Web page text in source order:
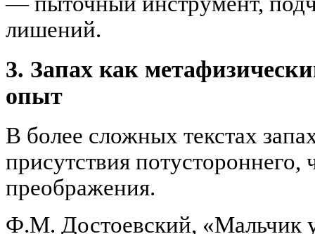
лишений.
3. Запах как
опыт
В более сложных текстах
присутствия потустороннего,
преображения.
Ф.М. Достоевский, «Мальчик